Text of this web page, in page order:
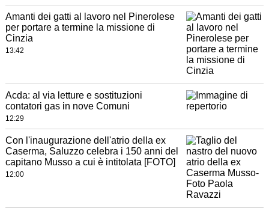
Amanti dei gatti al lavoro nel Pinerolese
per portare a termine la missione di
Cinzia
13:42
Acda: al via letture e sostituzioni
contatori gas in nove Comuni
12:29
Con l'inaugurazione dell'atrio della ex
Caserma, Saluzzo celebra i 150 anni del
capitano Musso a cui è intitolata [FOTO]
12:00